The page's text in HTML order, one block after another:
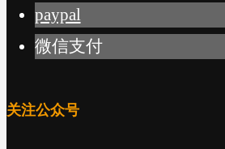
paypal
微信支付
关注公众号